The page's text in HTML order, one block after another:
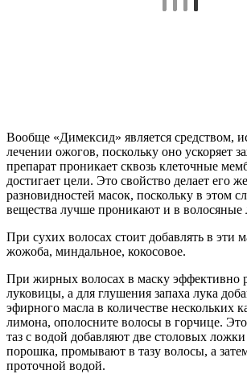
Вообще «Димексид» является средством,
лечении ожогов, поскольку оно ускоряет
препарат проникает сквозь клеточные
достигает цели. Это свойство делает его
разновидностей масок, поскольку в этом
вещества лучше проникают и в волосяные
При сухих волосах стоит добавлять в эти
жожоба, миндальное, кокосовое.
При жирных волосах в маску эффективно
луковицы, а для глушения запаха лука
эфирного масла в количестве нескольких
лимона, ополосните волосы в горчице.
таз с водой добавляют две столовых
порошка, промывают в тазу волосы, а
проточной водой.